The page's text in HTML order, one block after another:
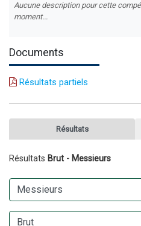
Aucune description pour cette
moment...
Documents
Résultats partiels
Résultats
Résultats Brut - Messieurs